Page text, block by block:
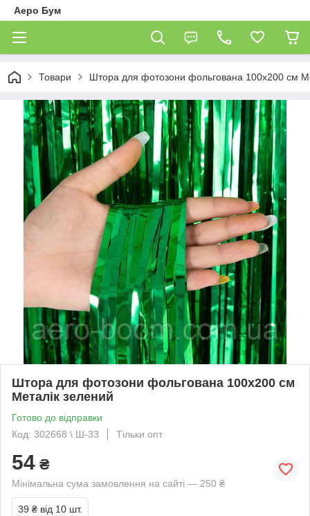
Аеро Бум
Товари Штора для фотозони фольгована 100х200 см
Штора для фотозони фольгована 100х200 см
Металік зелений
Готово до відправки
Код: 302668 \ Ш-33
Тільки опт
54 ₴
Мінімальна сума замовлення на сайті — 250 ₴
39 ₴ від 10 шт.